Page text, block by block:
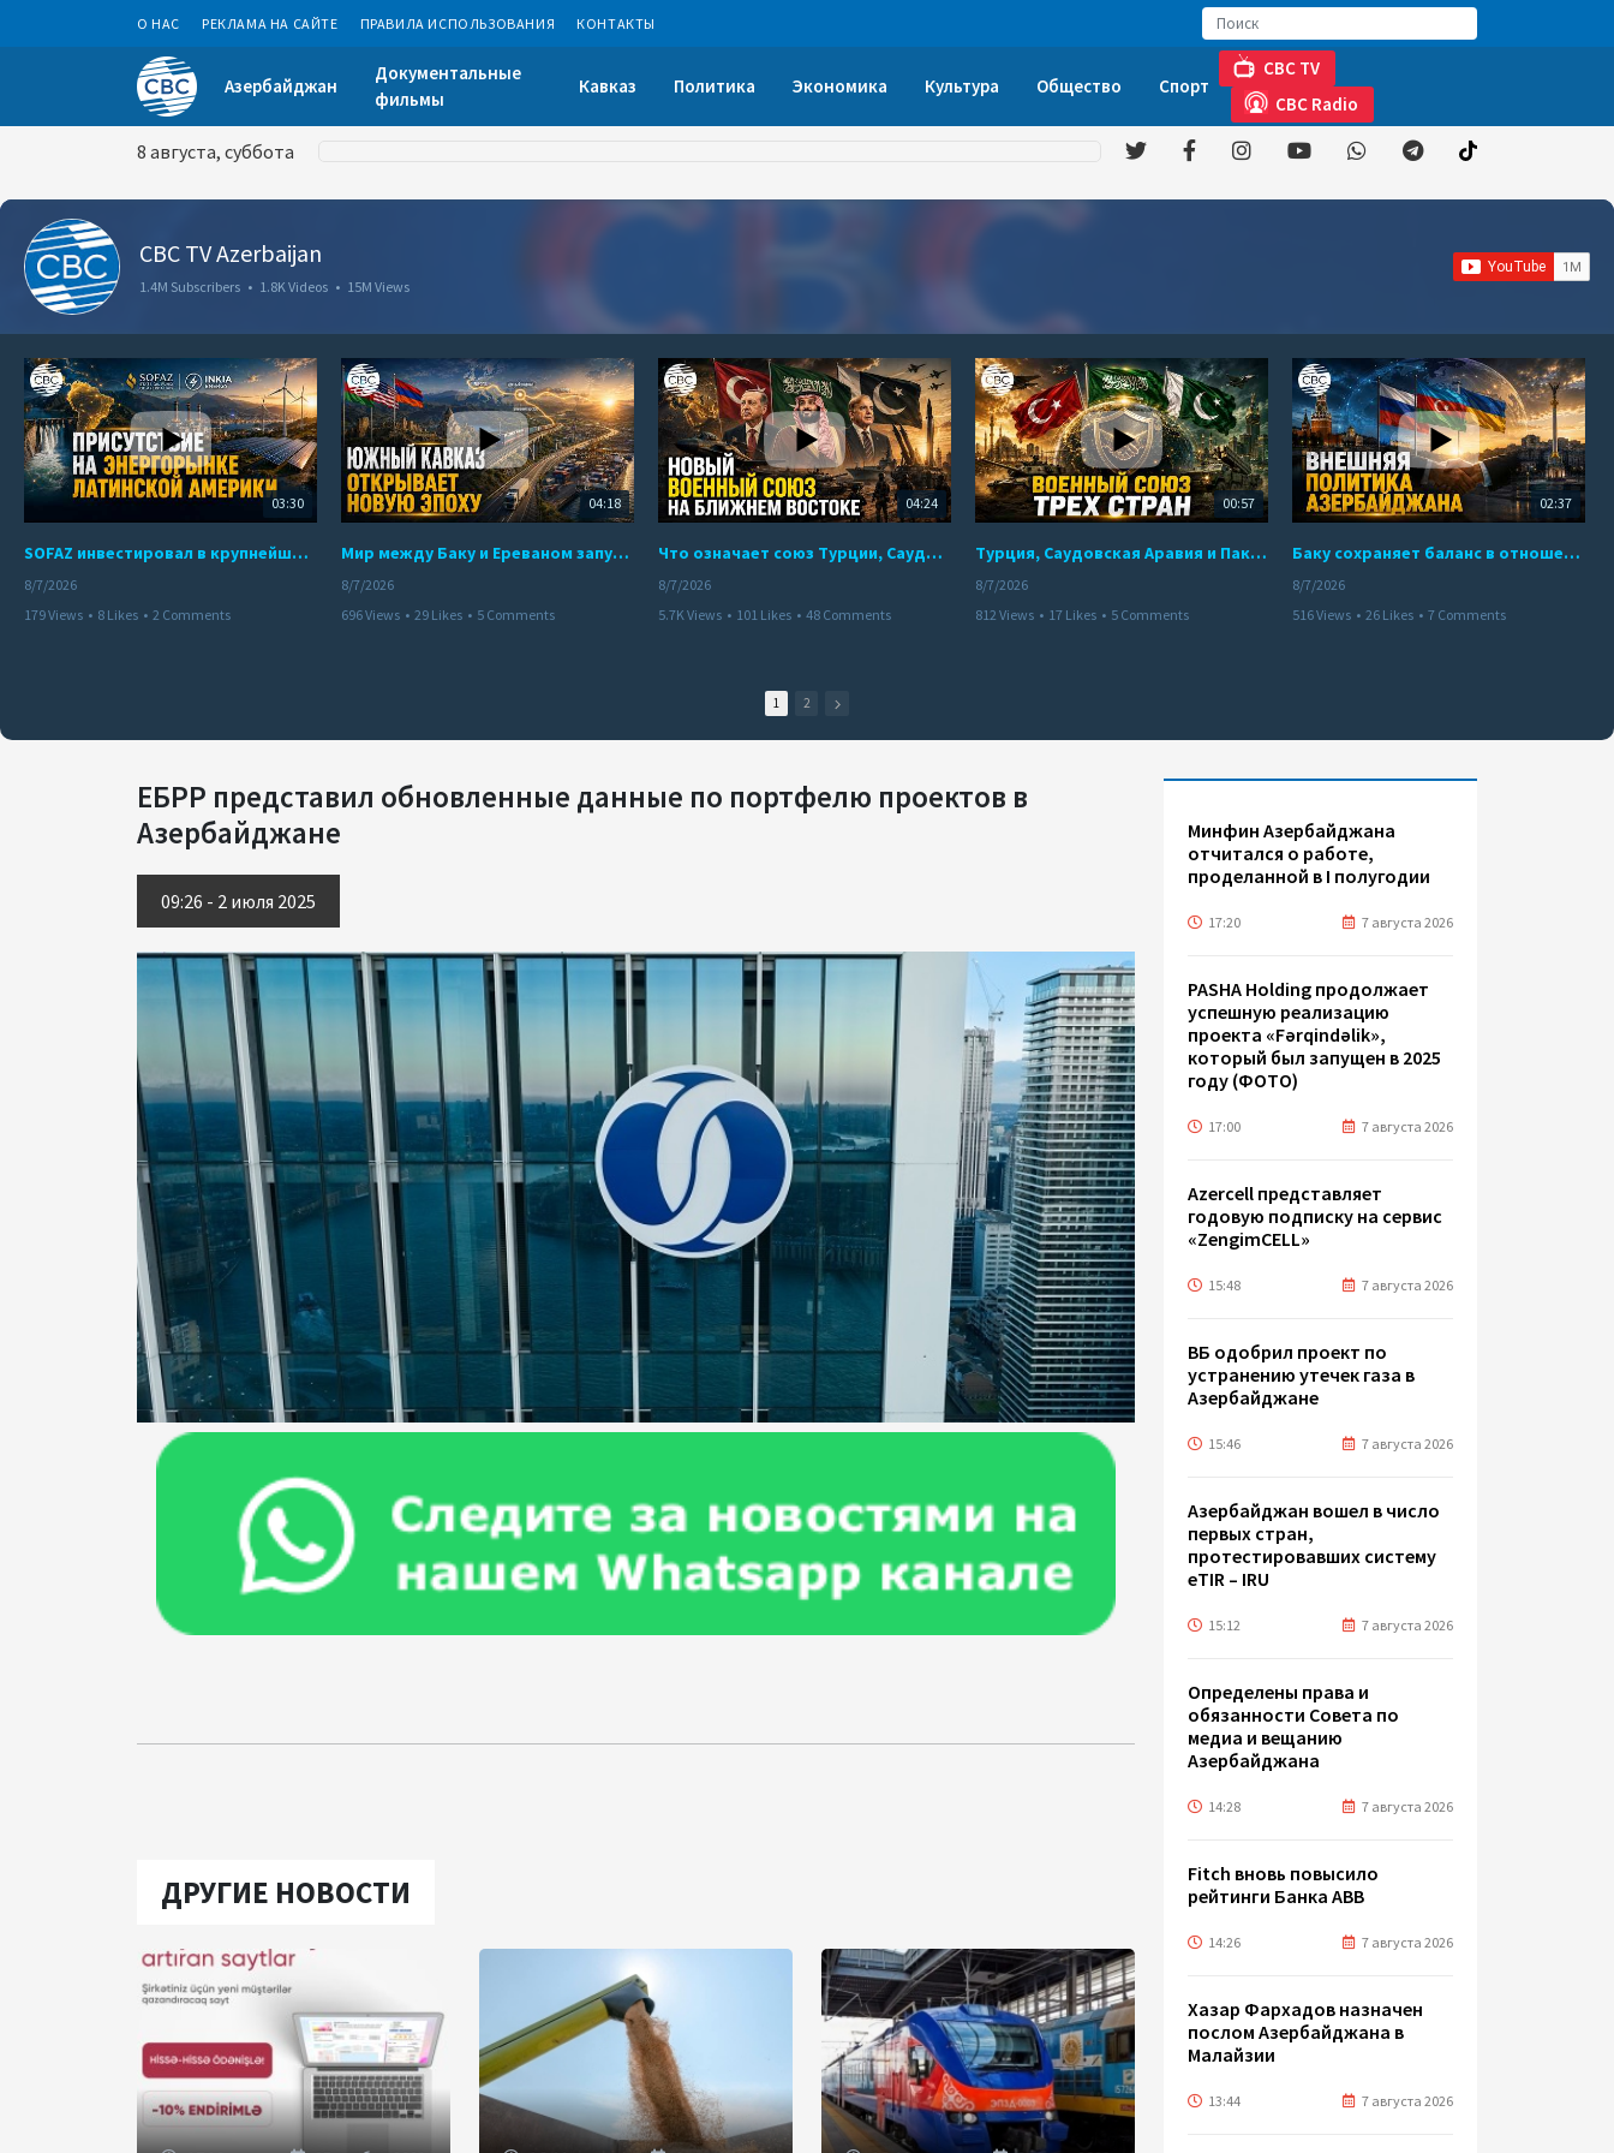
О НАС РЕКЛАМА НА САЙТЕ ПРАВИЛА ИСПОЛЬЗОВАНИЯ КОНТАКТЫ
Азербайджан
Документальные
фильмы
Кавказ Политика Экономика Культура Общество Спорт
CBC TV
CBC Radio
8 августа, суббота
CBC TV Azerbaijan
1.4M Subscribers • 1.8K Videos • 15M Views
03:30
SOFAZ инвестировал в крупнейшего независимого производителя электроэнергии Перу
8/7/2026
179 Views • 8 Likes • 2 Comments
04:18
Мир между Баку и Ереваном запускает крупные логистические проекты
8/7/2026
696 Views • 29 Likes • 5 Comments
04:24
Что означает союз Турции, Саудовской Аравии и Пакистана?
8/7/2026
5.7K Views • 101 Likes • 48 Comments
00:57
Турция, Саудовская Аравия и Пакистан подписали соглашение о совместной обороне
8/7/2026
812 Views • 17 Likes • 5 Comments
02:37
Баку сохраняет баланс в отношениях с Москвой и Киевом
8/7/2026
516 Views • 26 Likes • 7 Comments
1 2
ЕБРР представил обновленные данные по портфелю проектов в
Азербайджане
09:26 - 2 июля 2025
ДРУГИЕ НОВОСТИ
Минфин Азербайджана
отчитался о работе,
проделанной в I полугодии
17:20 7 августа 2026
PASHA Holding продолжает
успешную реализацию
проекта «Fərqindəlik»,
который был запущен в 2025
году (ФОТО)
17:00 7 августа 2026
Azercell представляет
годовую подписку на сервис
«ZengimCELL»
15:48 7 августа 2026
ВБ одобрил проект по
устранению утечек газа в
Азербайджане
15:46 7 августа 2026
Азербайджан вошел в число
первых стран,
протестировавших систему
eTIR – IRU
15:12 7 августа 2026
Определены права и
обязанности Совета по
медиа и вещанию
Азербайджана
14:28 7 августа 2026
Fitch вновь повысило
рейтинги Банка ABB
14:26 7 августа 2026
Хазар Фархадов назначен
послом Азербайджана в
Малайзии
13:44 7 августа 2026